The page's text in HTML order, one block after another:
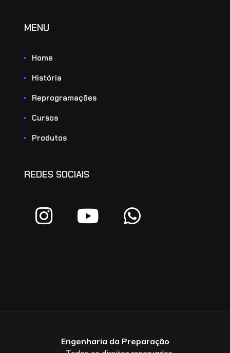
MENU
Home
História
Reprogramações
Cursos
Produtos
REDES SOCIAIS
Engenharia da Preparação